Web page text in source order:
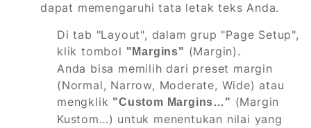
dapat memengaruhi tata letak teks Anda.
Di tab "Layout", dalam grup "Page Setup",
klik tombol "Margins" (Margin).
Anda bisa memilih dari preset margin
(Normal, Narrow, Moderate, Wide) atau
mengklik "Custom Margins…" (Margin
Kustom…) untuk menentukan nilai yang